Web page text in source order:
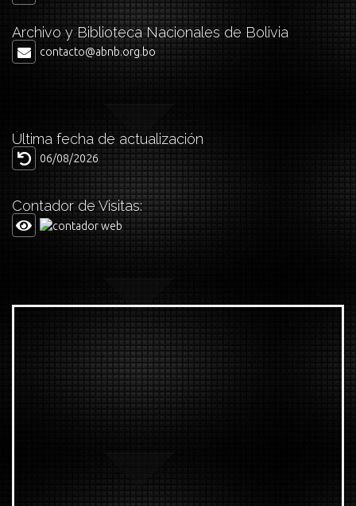
Archivo y Biblioteca Nacionales de Bolivia
contacto@abnb.org.bo
Última fecha de actualización
06/08/2026
Contador de Visitas: